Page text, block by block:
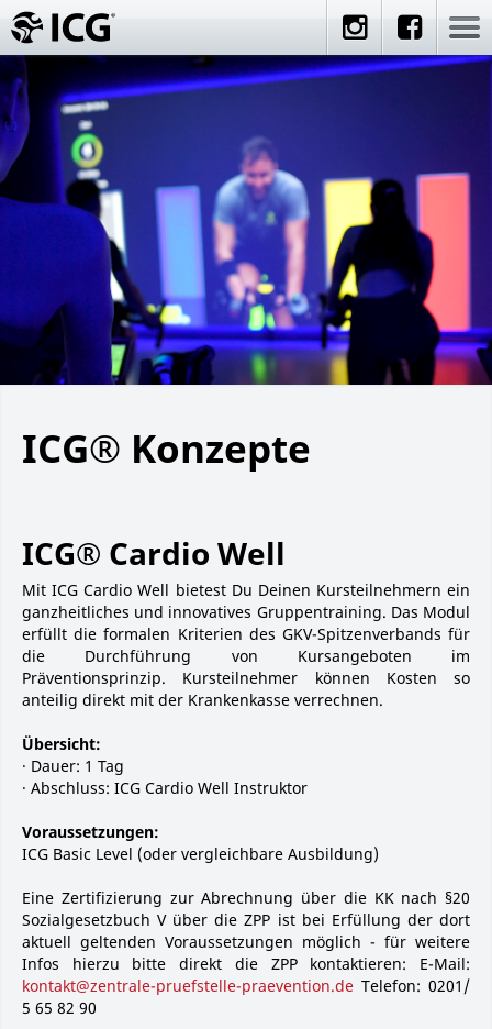
ICG® Konzepte
ICG® Cardio Well
Mit ICG Cardio Well bietest Du Deinen Kursteilnehmern ein
ganzheitliches und innovatives Gruppentraining. Das Modul
erfüllt die formalen Kriterien des GKV-Spitzenverbands für
die Durchführung von Kursangeboten im
Präventionsprinzip. Kursteilnehmer können Kosten so
anteilig direkt mit der Krankenkasse verrechnen.
Übersicht:
· Dauer: 1 Tag
· Abschluss: ICG Cardio Well Instruktor
Voraussetzungen:
ICG Basic Level (oder vergleichbare Ausbildung)
Eine Zertifizierung zur Abrechnung über die KK nach §20
Sozialgesetzbuch V über die ZPP ist bei Erfüllung der dort
aktuell geltenden Voraussetzungen möglich - für weitere
Infos hierzu bitte direkt die ZPP kontaktieren: E-Mail:
kontakt@zentrale-pruefstelle-praevention.de Telefon: 0201/
5 65 82 90